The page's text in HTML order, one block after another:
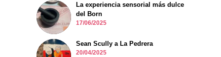
La experiencia sensorial más dulce
del Born
17/06/2025
Sean Scully a La Pedrera
20/04/2025